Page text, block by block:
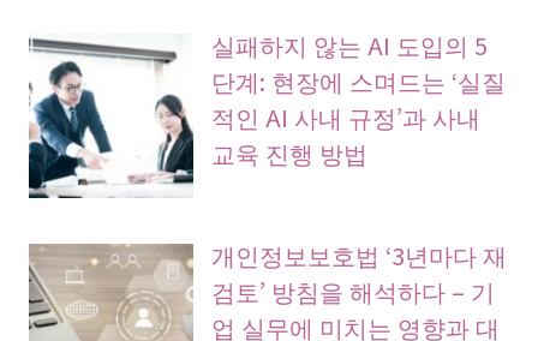
실패하지 않는 AI 도입의 5
단계: 현장에 스며드는 ‘실질
적인 AI 사내 규정’과 사내
교육 진행 방법
개인정보보호법 ‘3년마다 재
검토’ 방침을 해석하다 – 기
업 실무에 미치는 영향과 대